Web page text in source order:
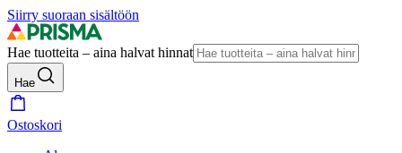
Siirry suoraan sisältöön
Hae tuotteita – aina halvat hinnat
Hae
Ostoskori